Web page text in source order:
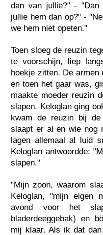
dan van jullie?" - "Dan
jullie hem dan op?" -
we hem niet opeten."
Toen sloeg de reuzin
te voorschijn, liep
hoekje zitten. De armen
en toen het gaar was,
maakte moeder reuzin
slapen. Keloglan ging
kwam de reuzin bij
slaapt er al en wie nog
lagen allemaal al luid
Keloglan antwoordde:
slapen."
"Mijn zoon, waarom
Keloglan, "mijn eigen
avond voor het
bladerdeeggebak) en
mij klaar. Als ik dat